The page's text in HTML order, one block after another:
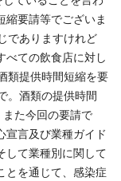
縮要請等でございま
でありますけれど
べての飲食店に対し
類提供時間短縮を要
。酒類の提供時間
た今回の要請で
宣言及び業種ガイド
して業種別に関して
とを通じて、感染症